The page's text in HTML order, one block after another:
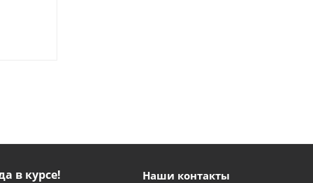
в курсе! Наши контакты